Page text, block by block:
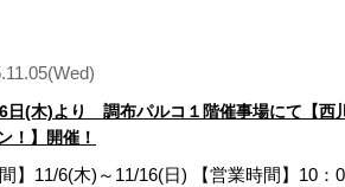
日(木)より 調布パルコ１階催事場にて【
！】開催！
間】11/6(木)～11/16(日) 【営業時間】10：